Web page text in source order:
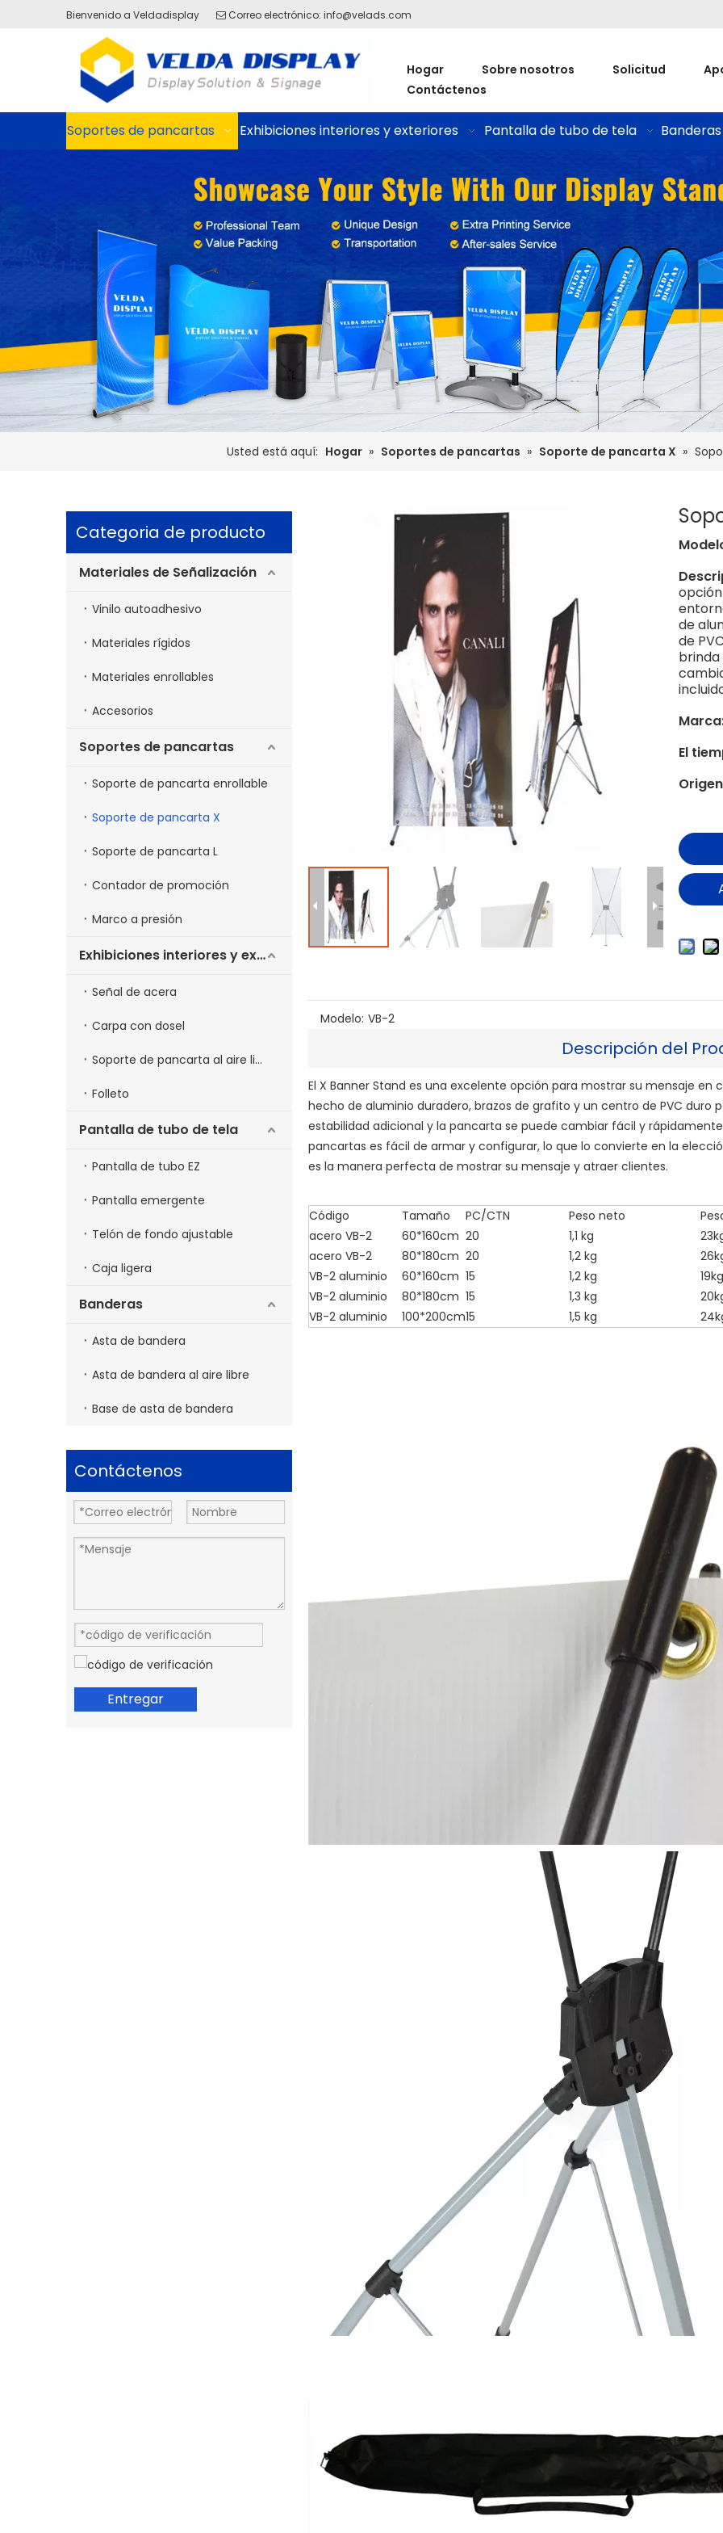
Bienvenido a Veldadisplay  Correo electrónico: info@velads.com
Hogar Sobre nosotros Solicitud
Contáctenos
Soportes de pancartas Exhibiciones interiores y exteriores Pantalla de tubo de tela Banderas
Usted está aquí: Hogar » Soportes de pancartas » Soporte de pancarta X »
Categoria de producto
Materiales de Señalización
Vinilo autoadhesivo
Materiales rígidos
Materiales enrollables
Accesorios
Soportes de pancartas
Soporte de pancarta enrollable
Soporte de pancarta X
Soporte de pancarta L
Contador de promoción
Marco a presión
Exhibiciones interiores y exteriores
Señal de acera
Carpa con dosel
Soporte de pancarta al aire libre
Folleto
Pantalla de tubo de tela
Pantalla de tubo EZ
Pantalla emergente
Telón de fondo ajustable
Caja ligera
Banderas
Asta de bandera
Asta de bandera al aire libre
Base de asta de bandera
Contáctenos
Entregar
de
de
El
Modelo: VB-2
Descripción del
El X Banner Stand es una excelente opción para mostrar su mensaje
hecho de aluminio duradero, brazos de grafito y un centro de PVC duro
estabilidad adicional y la pancarta se puede cambiar fácil y
pancartas es fácil de armar y configurar, lo que lo convierte en la
es la manera perfecta de mostrar su mensaje y atraer clientes.
Código Tamaño PC/CTN Peso neto
acero VB-2
60*160cm 20 1,1 kg
acero VB-2
80*180cm 20 1,2 kg
VB-2 aluminio
60*160cm 15 1,2 kg 19kg
VB-2 aluminio
80*180cm 15 1,3 kg
VB-2 aluminio
100*200cm15 1,5 kg